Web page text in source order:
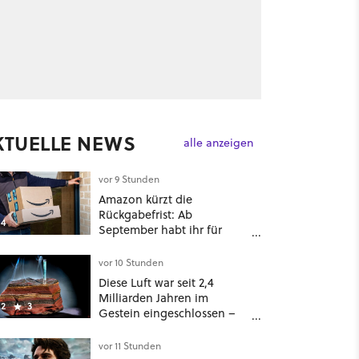
NEWS alle anzeigen
vor 9 Stunden
Amazon kürzt die
Rückgabefrist: Ab
September habt ihr für
Tage
3
vor 10 Stunden
Diese Luft war seit 2,4
Milliarden Jahren im
Gestein eingeschlossen –
vor 11 Stunden